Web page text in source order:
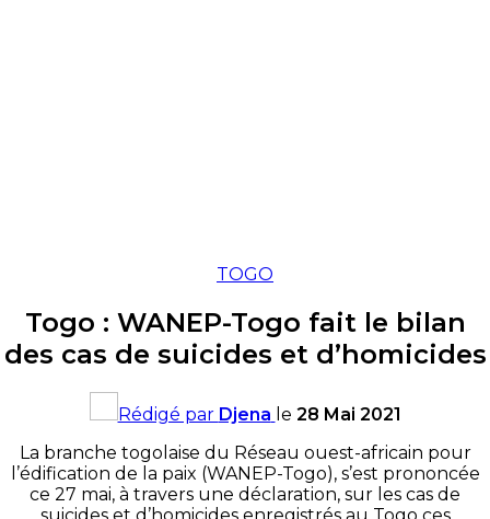
TOGO
Togo : WANEP-Togo fait le bilan
des cas de suicides et d’homicides
Rédigé par Djena le 28 Mai 2021
La branche togolaise du Réseau ouest-africain pour
l’édification de la paix (WANEP-Togo), s’est prononcée
ce 27 mai, à travers une déclaration, sur les cas de